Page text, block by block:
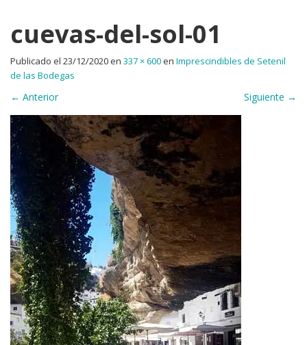
cuevas-del-sol-01
Publicado el 23/12/2020en 337 × 600en Imprescindibles de Setenil
de las Bodegas
← Anterior Siguiente →